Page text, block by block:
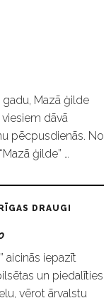
Mazā ģilde
dāvā
pēcpusdienās. No
ģilde” …
DRAUGI
aicinās iepazīt
un piedalīties
vērot ārvalstu